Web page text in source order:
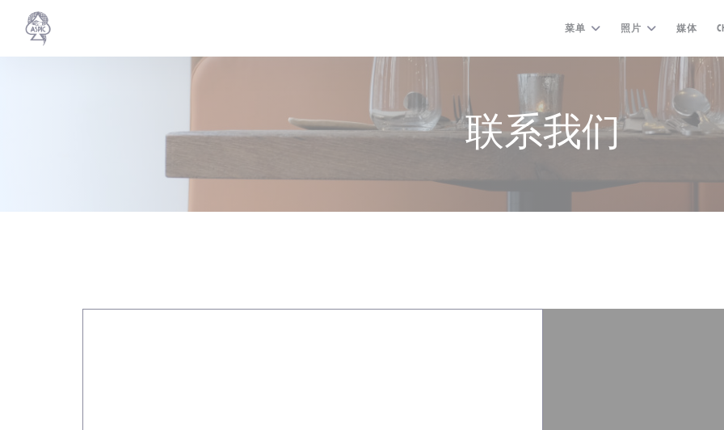
Cookie管理面板
菜单 照片 媒体
联系我们